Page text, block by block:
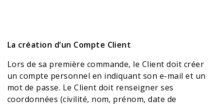
La création d’un Compte Client
Lors de sa première commande, le Client doit créer
un compte personnel en indiquant son e-mail et un
mot de passe. Le Client doit renseigner ses
coordonnées (civilité, nom, prénom, date de